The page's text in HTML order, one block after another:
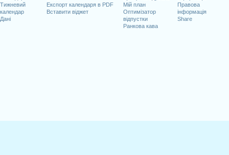
Тижневий
календар
Дані
Експорт календаря в PDF
Вставити віджет
Мій план
Оптимізатор
відпустки
Ранкова кава
Правова
інформація
Share